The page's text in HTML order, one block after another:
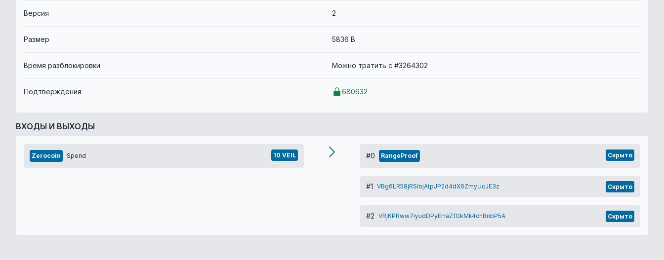
Версия 2
Размер 5836 B
Время разблокировки Можно тратить с #3264302
Подтверждения 680632
ВХОДЫ И ВЫХОДЫ
Zerocoin Spend 10 VEIL #0 RangeProof Скрыто
#1 VBg6LR58jRSibjAtpJP2d4dX6ZmyUcJE3z Скрыто
#2 VRjKPRww7iyudDPyEHaZfGkMk4chBnbP5A Скрыто